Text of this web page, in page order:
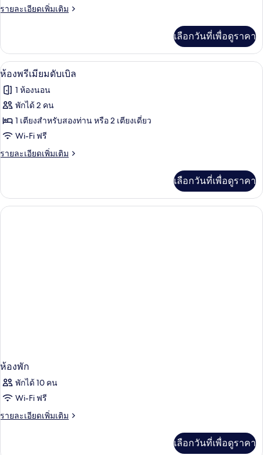
children)
พรีเมียม
สำหรับ
พัก
เดี่ยว
รายละเอียดเพิ่มเติม
ราย
เกี่ยว
กับ
ห้อง
ดับเบิล
สำหรับ
เดี่ยว
เลือกวันที่เพื่อดูราคา
เปิด
ภาพถ่าย
ทั้งหมด
ของ
ห้อง
พรีเมียม
โต๊ะทำงาน, ผ้าม่านกันแสง, เปล/เตียง
1
ห้องพรีเมียมดับเบิล
1 ห้องนอน
พักได้ 2 คน
1 เตียงสำหรับสองท่าน หรือ 2 เตียงเดี่ยว
Wi-Fi ฟรี
รายละเอียดเพิ่มเติม
ราย
เกี่ยว
กับ
ห้อง
เลือกวันที่เพื่อดูราคา
ห้องพัก
พักได้ 10 คน
Wi-Fi ฟรี
รายละเอียดเพิ่มเติม
ราย
เลือกวันที่เพื่อดูราคา